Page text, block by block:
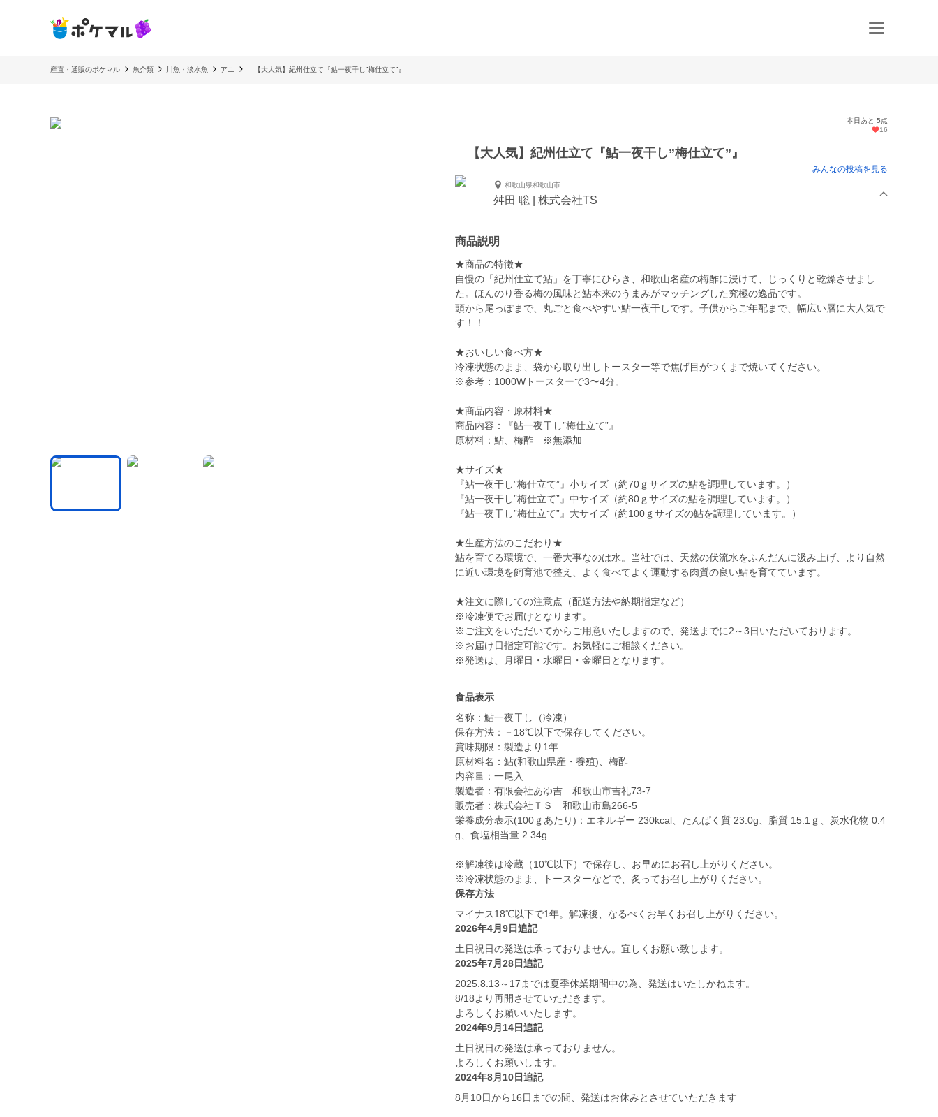
産直・通販のポケマル 魚介類 川魚・淡水魚 アユ 【大人気】紀州仕立て『鮎一夜干し”梅仕立て”』
本日あと 5点
16
【大人気】紀州仕立て『鮎一夜干し”梅仕立て”』
みんなの投稿を見る
和歌山県和歌山市
舛田 聡 | 株式会社TS
商品説明
★商品の特徴★
自慢の「紀州仕立て鮎」を丁寧にひらき、和歌山名産の梅酢に浸けて、じっくりと乾燥させまし
た。ほんのり香る梅の風味と鮎本来のうまみがマッチングした究極の逸品です。
頭から尾っぽまで、丸ごと食べやすい鮎一夜干しです。子供からご年配まで、幅広い層に大人気で
す！！
★おいしい食べ方★
冷凍状態のまま、袋から取り出しトースター等で焦げ目がつくまで焼いてください。
※参考：1000Wトースターで3〜4分。
★商品内容・原材料★
商品内容：『鮎一夜干し”梅仕立て”』
原材料：鮎、梅酢 ※無添加
★サイズ★
『鮎一夜干し”梅仕立て”』小サイズ（約70ｇサイズの鮎を調理しています。）
『鮎一夜干し”梅仕立て”』中サイズ（約80ｇサイズの鮎を調理しています。）
『鮎一夜干し”梅仕立て”』大サイズ（約100ｇサイズの鮎を調理しています。）
★生産方法のこだわり★
鮎を育てる環境で、一番大事なのは水。当社では、天然の伏流水をふんだんに汲み上げ、より自然
に近い環境を飼育池で整え、よく食べてよく運動する肉質の良い鮎を育てています。
★注文に際しての注意点（配送方法や納期指定など）
※冷凍便でお届けとなります。
※ご注文をいただいてからご用意いたしますので、発送までに2～3日いただいております。
※お届け日指定可能です。お気軽にご相談ください。
※発送は、月曜日・水曜日・金曜日となります。
食品表示
名称：鮎一夜干し（冷凍）
保存方法：－18℃以下で保存してください。
賞味期限：製造より1年
原材料名：鮎(和歌山県産・養殖)、梅酢
内容量：一尾入
製造者：有限会社あゆ吉 和歌山市吉礼73-7
販売者：株式会社ＴＳ 和歌山市島266-5
栄養成分表示(100ｇあたり)：エネルギー 230kcal、たんぱく質 23.0g、脂質 15.1ｇ、炭水化物 0.4
g、食塩相当量 2.34g
※解凍後は冷蔵（10℃以下）で保存し、お早めにお召し上がりください。
※冷凍状態のまま、トースターなどで、炙ってお召し上がりください。
保存方法
2026年4月9日追記
土日祝日の発送は承っておりません。宜しくお願い致します。
2025年7月28日追記
2025.8.13～17までは夏季休業期間中の為、発送はいたしかねます。
8/18より再開させていただきます。
よろしくお願いいたします。
2024年9月14日追記
土日祝日の発送は承っておりません。
よろしくお願いします。
2024年8月10日追記
8月10日から16日までの間、発送はお休みとさせていただきます